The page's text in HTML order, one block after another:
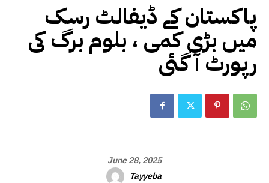
پاکستان کے ڈیفالٹ رسک
میں بڑی کمی ، بلوم برگ کی
رپورٹ آ گئی
June 28, 2025
Tayyeba